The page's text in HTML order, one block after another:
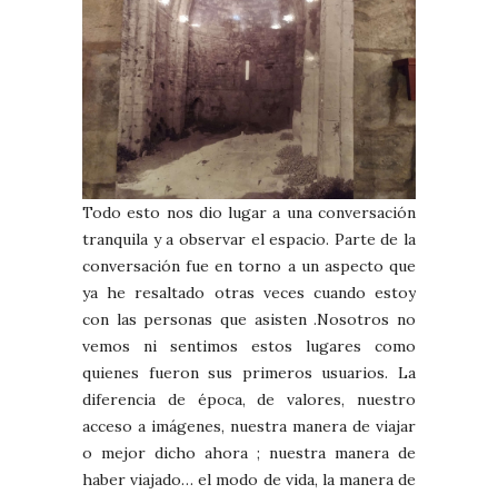
Todo esto nos dio lugar a una conversación
tranquila y a observar el espacio. Parte de la
conversación fue en torno a un aspecto que
ya he resaltado otras veces cuando estoy
con las personas que asisten .Nosotros no
vemos ni sentimos estos lugares como
quienes fueron sus primeros usuarios. La
diferencia de época, de valores, nuestro
acceso a imágenes, nuestra manera de viajar
o mejor dicho ahora ; nuestra manera de
haber viajado… el modo de vida, la manera de